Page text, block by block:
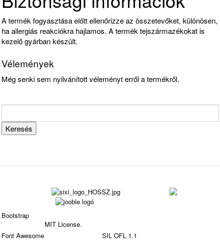
A termék fogyasztása előtt ellenőrizze az összetevőket, különösen,
ha allergiás reakciókra hajlamos. A termék tejszármazékokat is
kezelő gyárban készült.
Vélemények
Még senki sem nyilvánított véleményt erről a termékről.
Bootstrap
MIT License.
Font Awesome
SIL OFL 1.1